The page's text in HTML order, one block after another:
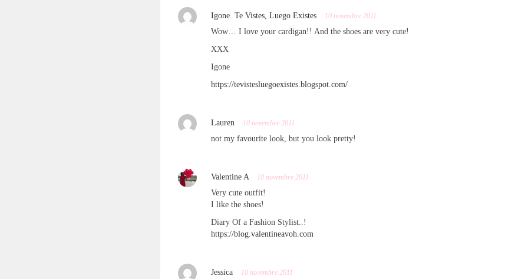
Igone. Te Vistes, Luego Existes 10 novembre 2011
Wow… I love your cardigan!! And the shoes are very cute!
XXX
Igone
https://tevistesluegoexistes.blogspot.com/
Lauren 10 novembre 2011
not my favourite look, but you look pretty!
Valentine A 10 novembre 2011
Very cute outfit!
I like the shoes!
Diary Of a Fashion Stylist..!
https://blog.valentineavoh.com
Jessica 10 novembre 2011